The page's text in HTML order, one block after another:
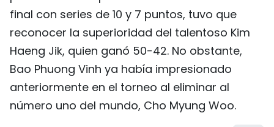
final con series de 10 y 7 puntos, tuvo que
reconocer la superioridad del talentoso Kim
Haeng Jik, quien ganó 50-42. No obstante,
Bao Phuong Vinh ya había impresionado
anteriormente en el torneo al eliminar al
número uno del mundo, Cho Myung Woo.